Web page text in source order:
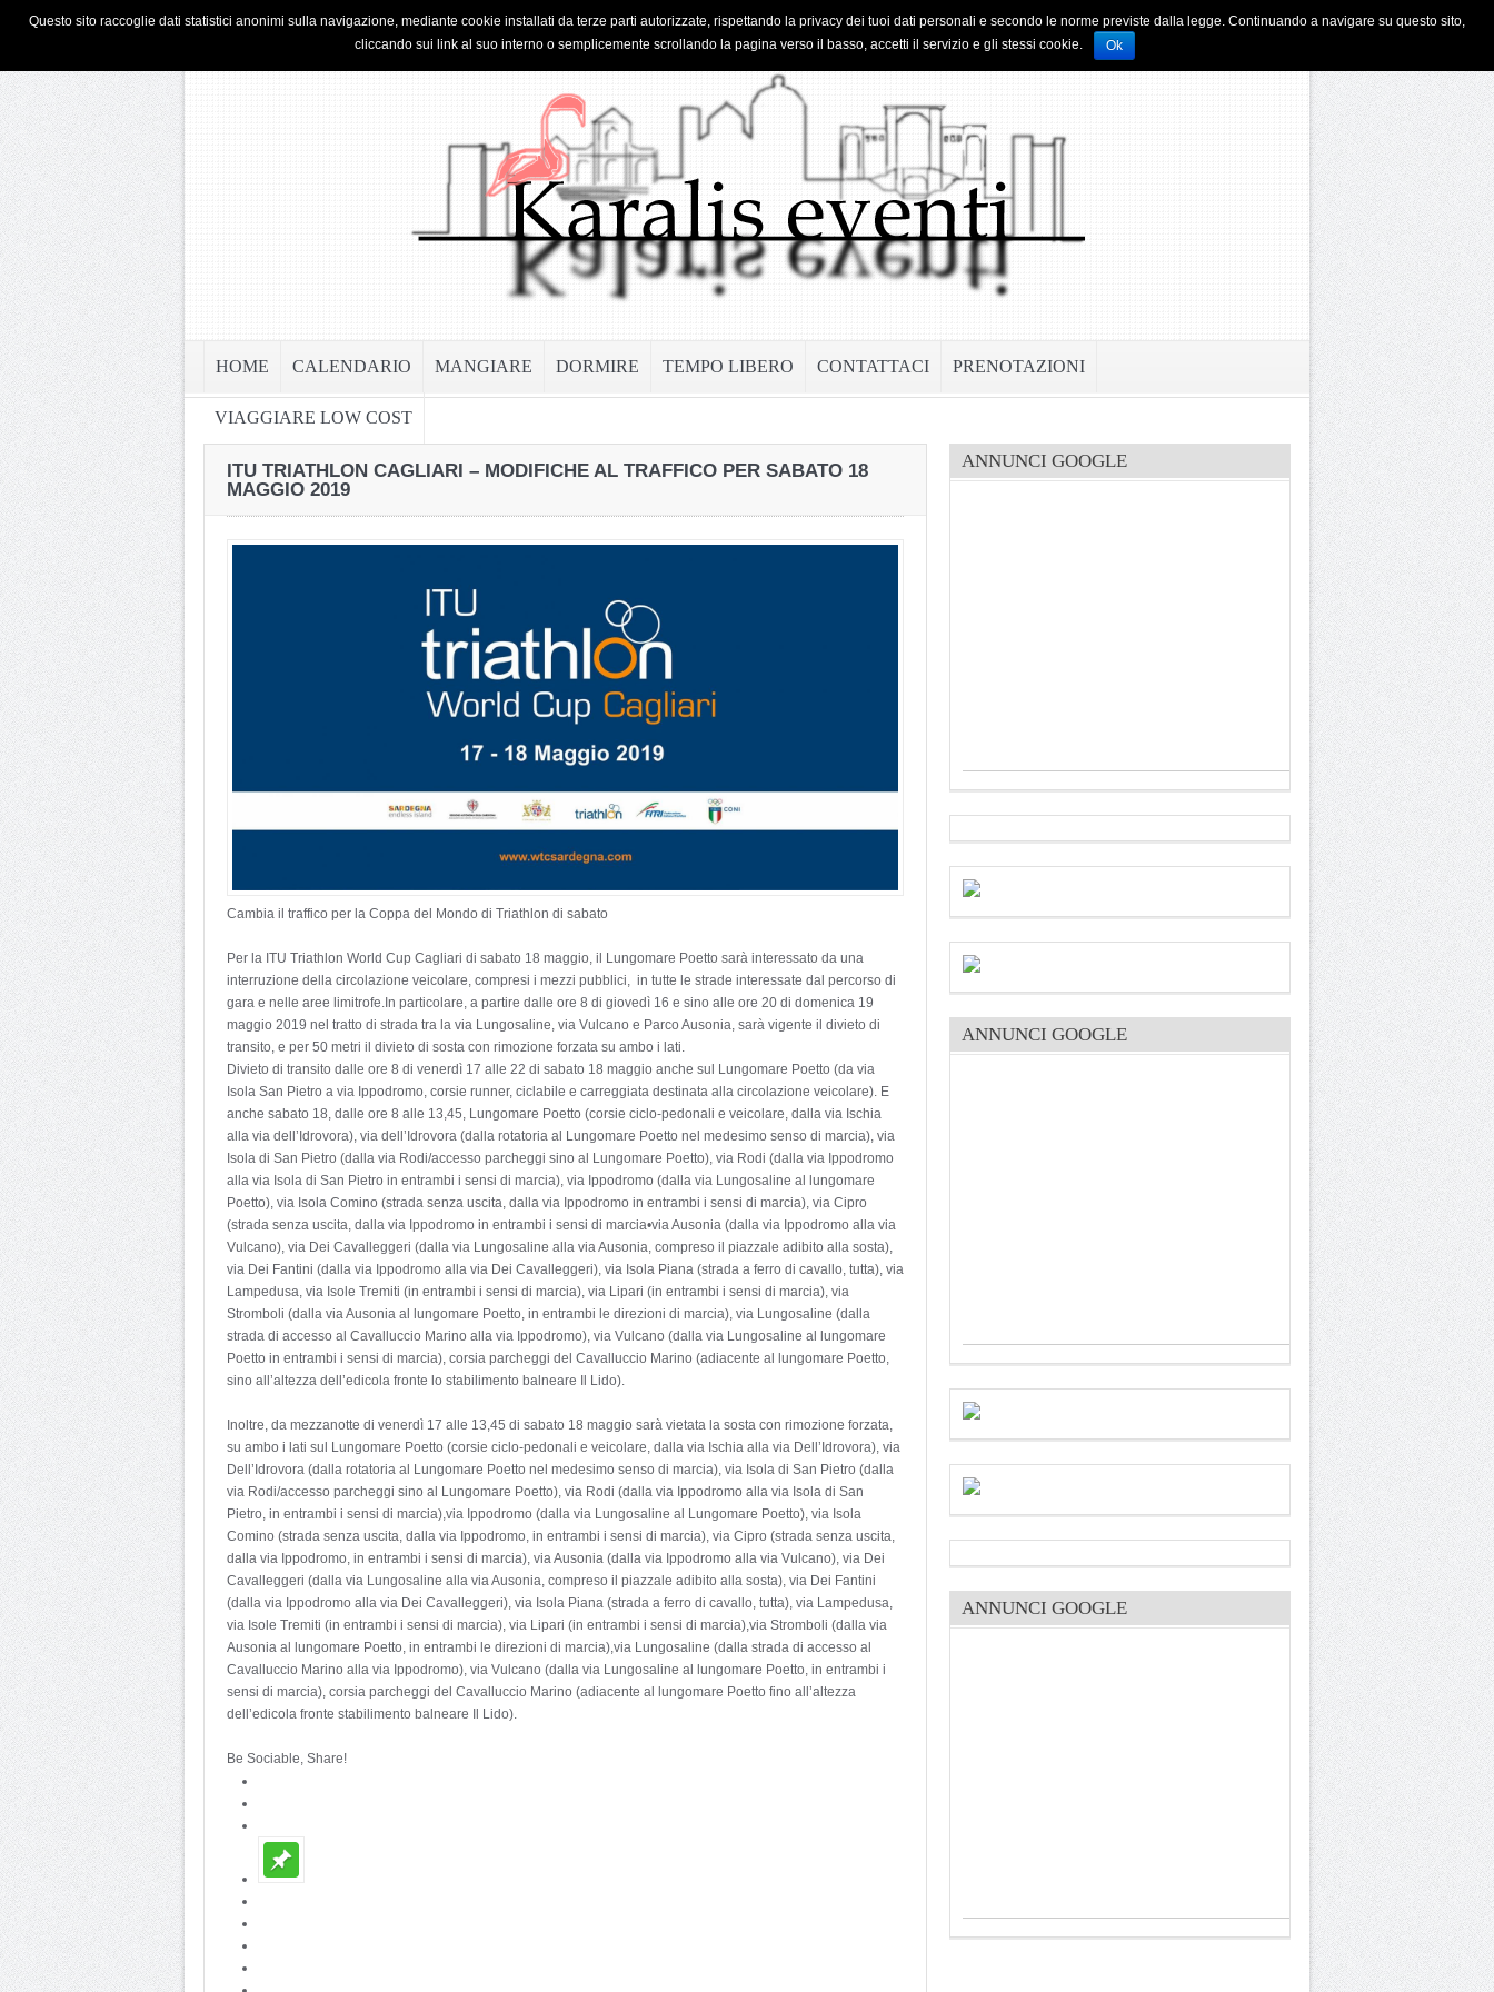
HOME PRIVACY & COOKIE POLICY
HOME CALENDARIO MANGIARE DORMIRE TEMPO LIBERO CONTATTACI PRENOTAZIONI
VIAGGIARE LOW COST
ITU TRIATHLON CAGLIARI – MODIFICHE AL TRAFFICO PER SABATO 18
MAGGIO 2019
Cambia il traffico per la Coppa del Mondo di Triathlon di sabato
Per la ITU Triathlon World Cup Cagliari di sabato 18 maggio, il Lungomare Poetto sarà interessato da una
interruzione della circolazione veicolare, compresi i mezzi pubblici, in tutte le strade interessate dal percorso di
gara e nelle aree limitrofe.In particolare, a partire dalle ore 8 di giovedì 16 e sino alle ore 20 di domenica 19
maggio 2019 nel tratto di strada tra la via Lungosaline, via Vulcano e Parco Ausonia, sarà vigente il divieto di
transito, e per 50 metri il divieto di sosta con rimozione forzata su ambo i lati.
Divieto di transito dalle ore 8 di venerdì 17 alle 22 di sabato 18 maggio anche sul Lungomare Poetto (da via
Isola San Pietro a via Ippodromo, corsie runner, ciclabile e carreggiata destinata alla circolazione veicolare). E
anche sabato 18, dalle ore 8 alle 13,45, Lungomare Poetto (corsie ciclo-pedonali e veicolare, dalla via Ischia
alla via dell’Idrovora), via dell’Idrovora (dalla rotatoria al Lungomare Poetto nel medesimo senso di marcia), via
Isola di San Pietro (dalla via Rodi/accesso parcheggi sino al Lungomare Poetto), via Rodi (dalla via Ippodromo
alla via Isola di San Pietro in entrambi i sensi di marcia), via Ippodromo (dalla via Lungosaline al lungomare
Poetto), via Isola Comino (strada senza uscita, dalla via Ippodromo in entrambi i sensi di marcia), via Cipro
(strada senza uscita, dalla via Ippodromo in entrambi i sensi di marcia•via Ausonia (dalla via Ippodromo alla via
Vulcano), via Dei Cavalleggeri (dalla via Lungosaline alla via Ausonia, compreso il piazzale adibito alla sosta),
via Dei Fantini (dalla via Ippodromo alla via Dei Cavalleggeri), via Isola Piana (strada a ferro di cavallo, tutta), via
Lampedusa, via Isole Tremiti (in entrambi i sensi di marcia), via Lipari (in entrambi i sensi di marcia), via
Stromboli (dalla via Ausonia al lungomare Poetto, in entrambi le direzioni di marcia), via Lungosaline (dalla
strada di accesso al Cavalluccio Marino alla via Ippodromo), via Vulcano (dalla via Lungosaline al lungomare
Poetto in entrambi i sensi di marcia), corsia parcheggi del Cavalluccio Marino (adiacente al lungomare Poetto,
sino all’altezza dell’edicola fronte lo stabilimento balneare Il Lido).
Inoltre, da mezzanotte di venerdì 17 alle 13,45 di sabato 18 maggio sarà vietata la sosta con rimozione forzata,
su ambo i lati sul Lungomare Poetto (corsie ciclo-pedonali e veicolare, dalla via Ischia alla via Dell’Idrovora), via
Dell’Idrovora (dalla rotatoria al Lungomare Poetto nel medesimo senso di marcia), via Isola di San Pietro (dalla
via Rodi/accesso parcheggi sino al Lungomare Poetto), via Rodi (dalla via Ippodromo alla via Isola di San
Pietro, in entrambi i sensi di marcia),via Ippodromo (dalla via Lungosaline al Lungomare Poetto), via Isola
Comino (strada senza uscita, dalla via Ippodromo, in entrambi i sensi di marcia), via Cipro (strada senza uscita,
dalla via Ippodromo, in entrambi i sensi di marcia), via Ausonia (dalla via Ippodromo alla via Vulcano), via Dei
Cavalleggeri (dalla via Lungosaline alla via Ausonia, compreso il piazzale adibito alla sosta), via Dei Fantini
(dalla via Ippodromo alla via Dei Cavalleggeri), via Isola Piana (strada a ferro di cavallo, tutta), via Lampedusa,
via Isole Tremiti (in entrambi i sensi di marcia), via Lipari (in entrambi i sensi di marcia),via Stromboli (dalla via
Ausonia al lungomare Poetto, in entrambi le direzioni di marcia),via Lungosaline (dalla strada di accesso al
Cavalluccio Marino alla via Ippodromo), via Vulcano (dalla via Lungosaline al lungomare Poetto, in entrambi i
sensi di marcia), corsia parcheggi del Cavalluccio Marino (adiacente al lungomare Poetto fino all’altezza
dell’edicola fronte stabilimento balneare Il Lido).
Be Sociable, Share!
ANNUNCI GOOGLE
ANNUNCI GOOGLE
ANNUNCI GOOGLE
Questo sito raccoglie dati statistici anonimi sulla navigazione, mediante cookie installati da terze parti autorizzate, rispettando la privacy dei tuoi dati personali e secondo le norme previste dalla legge. Continuando a navigare su questo sito,
cliccando sui link al suo interno o semplicemente scrollando la pagina verso il basso, accetti il servizio e gli stessi cookie.
Ok